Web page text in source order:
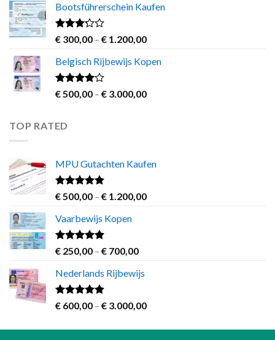
€ 600,00
€ 3.000,00
Bootsführerschein Kaufen
Rated
out of
5
€ 300,00 – € 1.200,00Price
€ 300,00
€ 1.200,00
Belgisch Rijbewijs Kopen
Rated
out
€500,00 – € 3.000,00Price
TOP RATED
MPU Gutachten Kaufen
Rated5.00
out of 5
€ 500,00 – € 1.200,00Price
Vaarbewijs Kopen
Rated4.63
out of 5
€ 250,00 – € 700,00Price
€ 250,00
€ 700,00
Nederlands Rijbewijs
Rated4.60
out of 5
€ 600,00 – € 3.000,00Price
€ 600,00